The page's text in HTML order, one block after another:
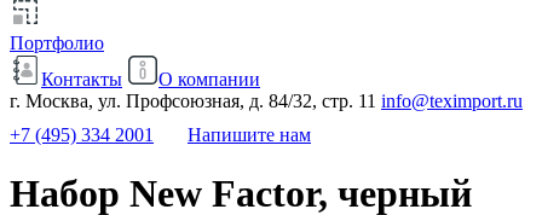
Портфолио
Контакты
О компании
г. Москва, ул. Профсоюзная, д. 84/32, стр. 11 info@teximport.ru
+7 (495) 334 2001
Напишите нам
Набор New Factor, черный